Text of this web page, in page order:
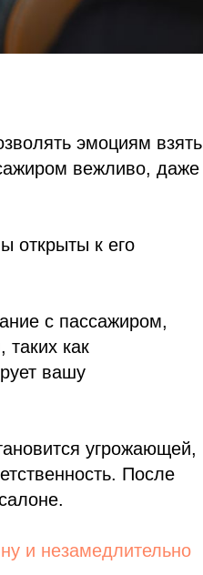
эмоциям взять
вежливо, даже
открыты к его
с пассажиром,
таких как
вашу
угрожающей,
После
и незамедлительно